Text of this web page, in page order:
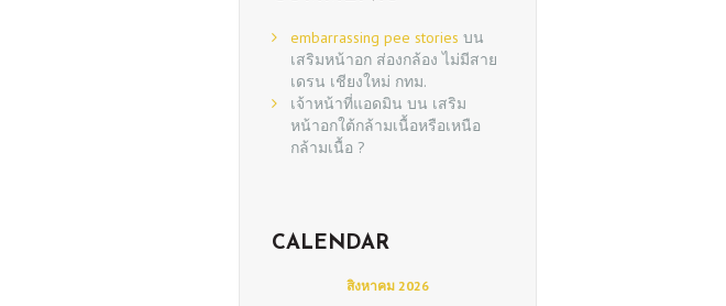
embarrassing pee stories บน
เสริมหน้าอก ส่องกล้อง ไม่มีสาย
เดรน เชียงใหม่ กทม.
เจ้าหน้าที่แอดมิน บน เสริม
หน้าอกใต้กล้ามเนื้อหรือเหนือ
กล้ามเนื้อ ?
CALENDAR
สิงหาคม 2026